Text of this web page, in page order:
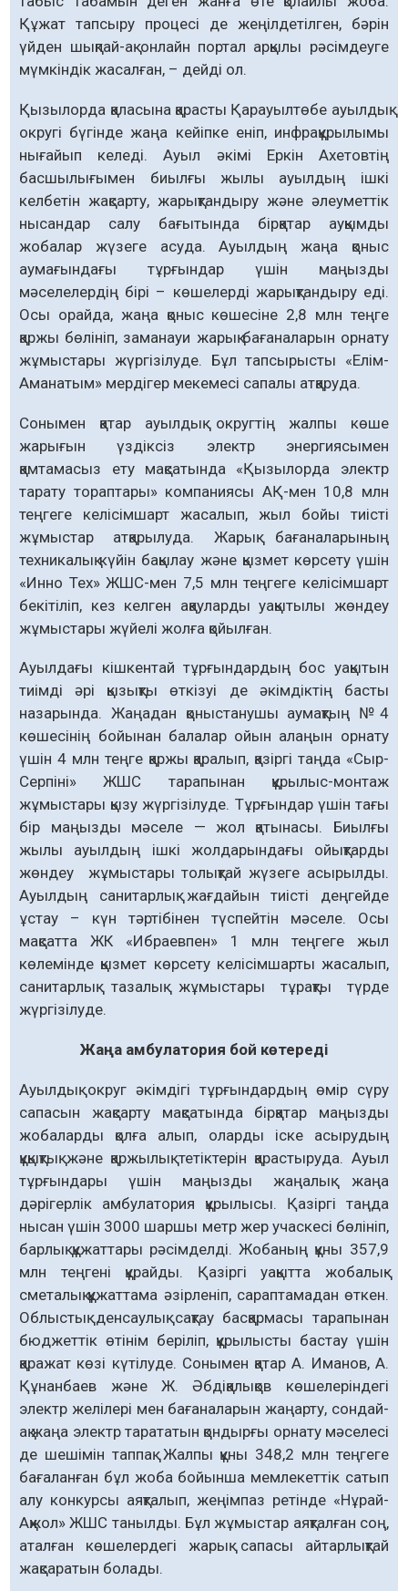
Құжат тапсыру процесі де жеңілдетілген, бәрін
үйден шықпай-ақ онлайн портал арқылы рәсімдеуге
мүмкіндік жасалған, – дейді ол.
Қызылорда қаласына қарасты Қарауылтөбе ауылдық
округі бүгінде жаңа кейіпке еніп, инфрақұрылымы
нығайып келеді. Ауыл әкімі Еркін Ахетовтің
басшылығымен биылғы жылы ауылдың ішкі
келбетін жақсарту, жарықтандыру және әлеуметтік
нысандар салу бағытында бірқатар ауқымды
жобалар жүзеге асуда. Ауылдың жаңа қоныс
аумағындағы тұрғындар үшін маңызды
мәселелердің бірі – көшелерді жарықтандыру еді.
Осы орайда, жаңа қоныс көшесіне 2,8 млн теңге
қаржы бөлініп, заманауи жарық бағаналарын орнату
жұмыстары жүргізілуде. Бұл тапсырысты «Елім-
Аманатым» мердігер мекемесі сапалы атқаруда.
Сонымен қатар ауылдық округтің жалпы көше
жарығын үздіксіз электр энергиясымен
қамтамасыз ету мақсатында «Қызылорда электр
тарату тораптары» компаниясы АҚ-мен 10,8 млн
теңгеге келісімшарт жасалып, жыл бойы тиісті
жұмыстар атқарылуда. Жарық бағаналарының
техникалық күйін бақылау және қызмет көрсету үшін
«Инно Тех» ЖШС-мен 7,5 млн теңгеге келісімшарт
бекітіліп, кез келген ақауларды уақытылы жөндеу
жұмыстары жүйелі жолға қойылған.
Ауылдағы кішкентай тұрғындардың бос уақытын
тиімді әрі қызықты өткізуі де әкімдіктің басты
назарында. Жаңадан қоныстанушы аумақтың №4
көшесінің бойынан балалар ойын алаңын орнату
үшін 4 млн теңге қаржы қаралып, қазіргі таңда «Сыр-
Серпіні» ЖШС тарапынан құрылыс-монтаж
жұмыстары қызу жүргізілуде. Тұрғындар үшін тағы
бір маңызды мәселе — жол қатынасы. Биылғы
жылы ауылдың ішкі жолдарындағы ойықтарды
жөндеу жұмыстары толықтай жүзеге асырылды.
Ауылдың санитарлық жағдайын тиісті деңгейде
ұстау – күн тәртібінен түспейтін мәселе. Осы
мақсатта ЖК «Ибраевпен» 1 млн теңгеге жыл
көлемінде қызмет көрсету келісімшарты жасалып,
санитарлық тазалық жұмыстары тұрақты түрде
жүргізілуде.
Жаңа амбулатория бой көтереді
Ауылдық округ әкімдігі тұрғындардың өмір сүру
сапасын жақсарту мақсатында бірқатар маңызды
жобаларды қолға алып, оларды іске асырудың
құқықтық және қаржылық тетіктерін қарастыруда. Ауыл
тұрғындары үшін маңызды жаңалық жаңа
дәрігерлік амбулатория құрылысы. Қазіргі таңда
нысан үшін 3000 шаршы метр жер учаскесі бөлініп,
барлық құжаттары рәсімделді. Жобаның құны 357,9
млн теңгені құрайды. Қазіргі уақытта жобалық-
сметалық құжаттама әзірленіп, сараптамадан өткен.
Облыстық денсаулық сақтау басқармасы тарапынан
бюджеттік өтінім беріліп, құрылысты бастау үшін
қаражат көзі күтілуде. Сонымен қатар А. Иманов, А.
Құнанбаев және Ж. Әбдіқалықов көшелеріндегі
электр желілері мен бағаналарын жаңарту, сондай-
ақ жаңа электр тарататын қондырғы орнату мәселесі
де шешімін таппақ. Жалпы құны 348,2 млн теңгеге
бағаланған бұл жоба бойынша мемлекеттік сатып
алу конкурсы аяқталып, жеңімпаз ретінде «Нұрай-
Ақжол» ЖШС танылды. Бұл жұмыстар аяқталған соң,
аталған көшелердегі жарық сапасы айтарлықтай
жақсаратын болады.